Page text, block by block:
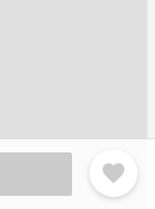
favorite